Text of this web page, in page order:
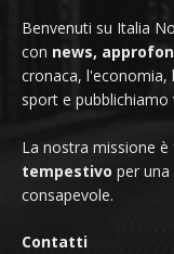
Benvenuti su Italia
con news,
cronaca, l'economia,
sport e
La nostra missione è
tempestivo per
consapevole.
Contatti